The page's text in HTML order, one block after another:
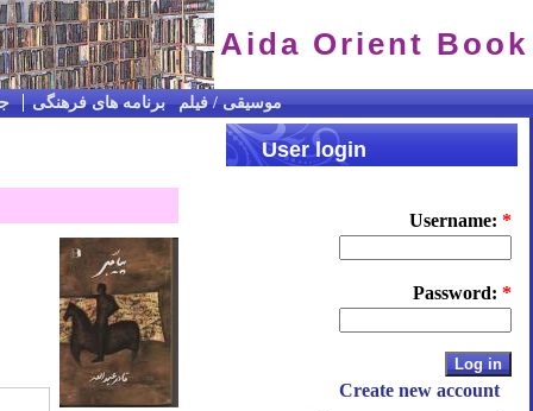
Aida Orient Book
CD / موسیقی / فیلم برنامه های فرهنگی
User login
Username: *
Password: *
Create new account